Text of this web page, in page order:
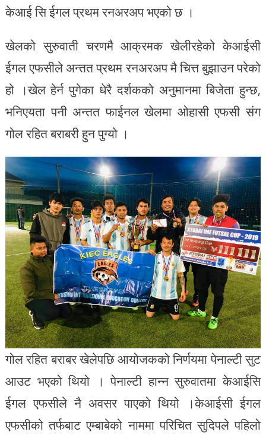
केआई सि ईगल प्रथम रनअरअप भएको छ ।
खेलको सुरुवाती चरणमै आक्रमक खेलीरहेको केआईसी
ईगल एफसीले अन्तत प्रथम रनअरअप मै चित्त बुझाउन परेको
हो ।खेल हेर्न पुगेका धेरै दर्शकको अनुमानमा बिजेता हुन्छ,
भनिएयता पनी अन्तत फाईनल खेलमा ओहासी एफसी संग
गोल रहित बराबरी हुन पुग्यो ।
गोल रहित बराबर खेलेपछि आयोजकको निर्णयमा पेनाल्टी सुट
आउट भएको थियो । पेनाल्टी हान्न सुरुवातमा केआईसि
ईगल एफसीले नै अवसर पाएको थियो ।केआईसी ईगल
एफसीको तर्फबाट एम्बाबेको नाममा परिचित सुदिपले पहिलो